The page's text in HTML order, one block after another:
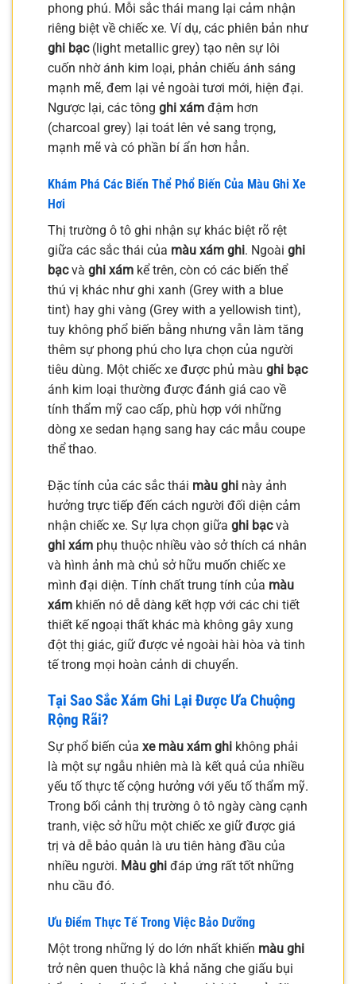
phong phú. Mỗi sắc thái mang lại cảm nhận
riêng biệt về chiếc xe. Ví dụ, các phiên bản như
ghi bạc(light metallic grey) tạo nên sự lôi
cuốn nhờ ánh kim loại, phản chiếu ánh sáng
mạnh mẽ, đem lại vẻ ngoài tươi mới, hiện đại.
Ngược lại, các tông ghi xám đậm hơn
(charcoal grey) lại toát lên vẻ sang trọng,
mạnh mẽ và có phần bí ẩn hơn hẳn.
Khám Phá Các Biến Thể Phổ Biến Của Màu Ghi Xe
Hơi
Thị trường ô tô ghi nhận sự khác biệt rõ rệt
giữa các sắc thái của màu xám ghi. Ngoài ghi
bạcvà ghi xám kể trên, còn có các biến thể
thú vị khác như ghi xanh (Grey with a blue
tint) hay ghi vàng (Grey with a yellowish tint),
tuy không phổ biến bằng nhưng vẫn làm tăng
thêm sự phong phú cho lựa chọn của người
tiêu dùng. Một chiếc xe được phủ màu ghi bạc
ánh kim loại thường được đánh giá cao về
tính thẩm mỹ cao cấp, phù hợp với những
dòng xe sedan hạng sang hay các mẫu coupe
thể thao.
Đặc tính của các sắc thái màu ghi này ảnh
hưởng trực tiếp đến cách người đối diện cảm
nhận chiếc xe. Sự lựa chọn giữa ghi bạcvà
ghi xám phụ thuộc nhiều vào sở thích cá nhân
và hình ảnh mà chủ sở hữu muốn chiếc xe
mình đại diện. Tính chất trung tính của màu
xám khiến nó dễ dàng kết hợp với các chi tiết
thiết kế ngoại thất khác mà không gây xung
đột thị giác, giữ được vẻ ngoài hài hòa và tinh
tế trong mọi hoàn cảnh di chuyển.
Tại Sao Sắc Xám Ghi Lại Được Ưa Chuộng
Rộng Rãi?
Sự phổ biến của xe màu xám ghi không phải
là một sự ngẫu nhiên mà là kết quả của nhiều
yếu tố thực tế cộng hưởng với yếu tố thẩm mỹ.
Trong bối cảnh thị trường ô tô ngày càng cạnh
tranh, việc sở hữu một chiếc xe giữ được giá
trị và dễ bảo quản là ưu tiên hàng đầu của
nhiều người. Màu ghi đáp ứng rất tốt những
nhu cầu đó.
Ưu Điểm Thực Tế Trong Việc Bảo Dưỡng
Một trong những lý do lớn nhất khiến màu ghi
trở nên quen thuộc là khả năng che giấu bụi